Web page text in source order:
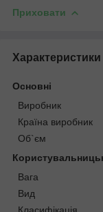
Приховати
Характеристики
Основні
Виробник
Країна виробник
Об`єм
Вага
Вид
Класифікація